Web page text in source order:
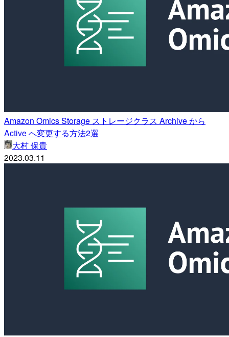
Amazon Omics Storage ストレージクラス Archive から
Active へ変更する方法2選
大村 保貴
2023.03.11